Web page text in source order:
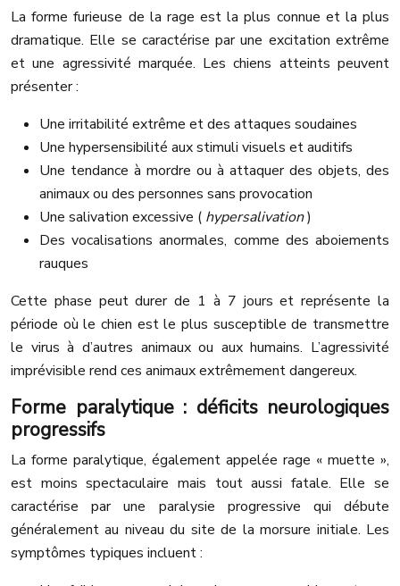
La forme furieuse de la rage est la plus connue et la plus
dramatique. Elle se caractérise par une excitation extrême
et une agressivité marquée. Les chiens atteints peuvent
présenter :
Une irritabilité extrême et des attaques soudaines
Une hypersensibilité aux stimuli visuels et auditifs
Une tendance à mordre ou à attaquer des objets, des
animaux ou des personnes sans provocation
Une salivation excessive ( hypersalivation)
Des vocalisations anormales, comme des aboiements
rauques
Cette phase peut durer de 1 à 7 jours et représente la
période où le chien est le plus susceptible de transmettre
le virus à d’autres animaux ou aux humains. L’agressivité
imprévisible rend ces animaux extrêmement dangereux.
Forme paralytique : déficits neurologiques
progressifs
La forme paralytique, également appelée rage « muette »,
est moins spectaculaire mais tout aussi fatale. Elle se
caractérise par une paralysie progressive qui débute
généralement au niveau du site de la morsure initiale. Les
symptômes typiques incluent :